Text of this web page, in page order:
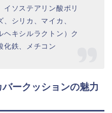
イソステアリン酸ポリ
シリカ、マイカ、
ヘキシルラクトン）ク
化鉄、メチコン
ークッションの魅力